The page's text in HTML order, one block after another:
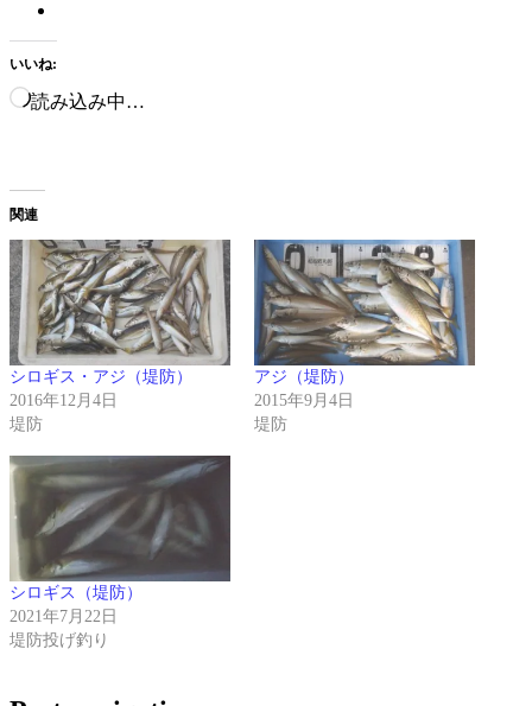
いいね:
読み込み中…
関連
シロギス・アジ（堤防）
2016年12月4日
堤防
アジ（堤防）
2015年9月4日
堤防
シロギス（堤防）
2021年7月22日
堤防投げ釣り